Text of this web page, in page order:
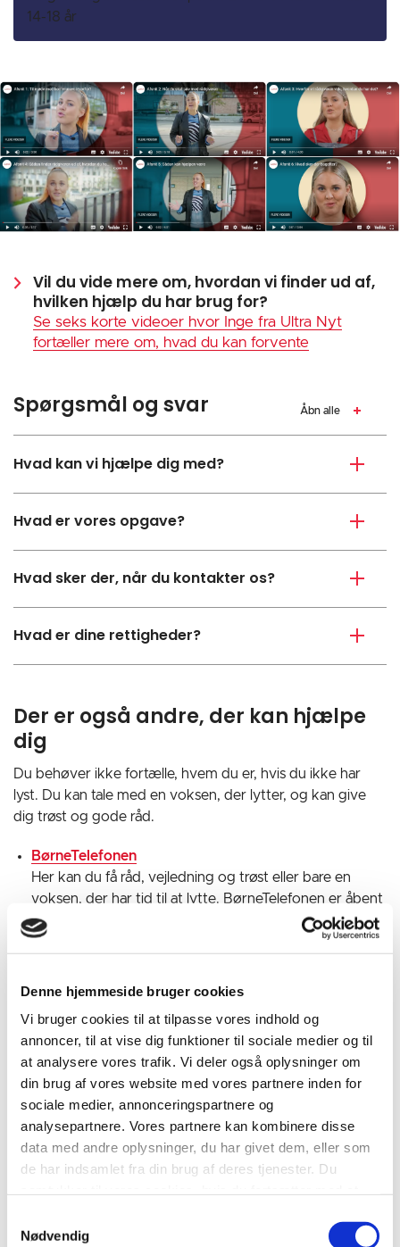
Denne hjemmeside bruger cookies
Vi bruger cookies til at tilpasse vores indhold og
annoncer, til at vise dig funktioner til sociale medier og til
at analysere vores trafik. Vi deler også oplysninger om
din brug af vores website med vores partnere inden for
sociale medier, annonceringspartnere og
analysepartnere. Vores partnere kan kombinere disse
data med andre oplysninger, du har givet dem, eller som
de har indsamlet fra din brug af deres tjenester. Du
Nødvendig
14-18 år
Vil du vide mere om, hvordan vi finder ud af,
hvilken hjælp du har brug for?
Se seks korte videoer hvor Inge fra Ultra Nyt
fortæller mere om, hvad du kan forvente
Spørgsmål og svar Åbn alle
Hvad kan vi hjælpe dig med?
Hvad er vores opgave?
Hvad sker der, når du kontakter os?
Hvad er dine rettigheder?
Der er også andre, der kan hjælpe
dig
Du behøver ikke fortælle, hvem du er, hvis du ikke har
lyst. Du kan tale med en voksen, der lytter, og kan give
dig trøst og gode råd.
BørneTelefonen
Her kan du få råd, vejledning og trøst eller bare en
voksen, der har tid til at lytte. BørneTelefonen er åbent
alle dage hele døgnet.
Rådgivning om sex, prævention, graviditet,
sexsygdomme, krop og seksualitet. For unge mellem
15-25 år.
Livslinien
Går du med tanker om selvmord, kan du få hjælp og
rådgivning hos Livslinien. Du kan også kontakte
Livslinien, hvid du er pårørende eller efterladt til
selvmord.
Tilbud til unge under 18 år, der ryger hash eller bruger